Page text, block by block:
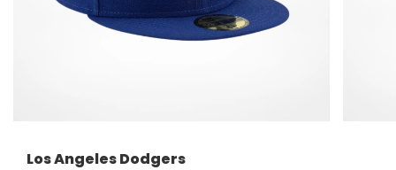
Los Angeles Dodgers